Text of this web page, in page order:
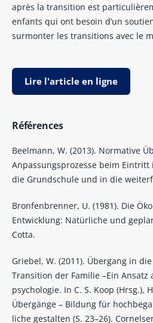
après la transition est
enfants qui ont besoin d’un
surmonter les transitions avec le
Lire l'article en ligne
Références
Beelmann, W. (2013). Normative
Anpassungsprozesse beim
die Grundschule und in die
Bronfenbrenner, U. (1981). Die
Entwicklung: Natürliche und
Cotta.
Griebel, W. (2011). Übergang in
Transition der Familie –Ein Ansatz
psychologie. In C. S. Koop (Hrsg.),
Übergänge – Bildung für
liche gestalten (S. 23–26).